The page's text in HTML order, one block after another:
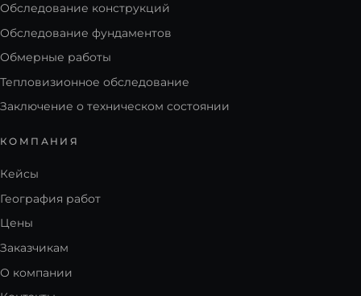
Обследование конструкций
Обследование фундаментов
Обмерные работы
Тепловизионное обследование
Заключение о техническом состоянии
КОМПАНИЯ
Кейсы
География работ
Цены
Заказчикам
О компании